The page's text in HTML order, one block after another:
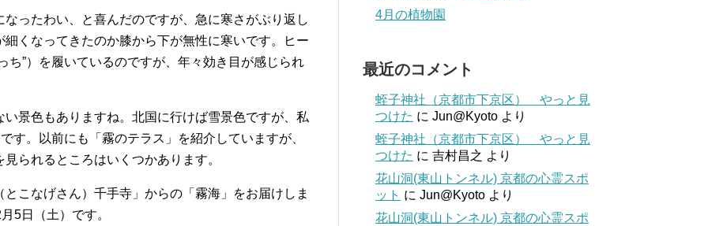
ったわい、と喜んだのですが、急に寒さがぶり返し
くなってきたのか膝から下が無性に寒いです。ヒー
ち”）を履いているのですが、年々効き目が感じられ
景色もありますね。北国に行けば雪景色ですが、私
す。以前にも「霧のテラス」を紹介していますが、
られるところはいくつかあります。
こなげさん）千手寺」からの「霧海」をお届けしま
5日（土）です。
4月の植物園
最近のコメント
蛭子神社（京都市下京区） やっと見
つけた に Jun@Kyoto より
蛭子神社（京都市下京区） やっと見
つけた に 吉村昌之 より
花山洞(東山トンネル) 京都の心霊スポ
ット に Jun@Kyoto より
花山洞(東山トンネル) 京都の心霊スポ